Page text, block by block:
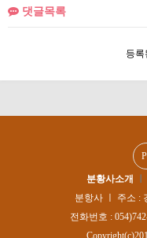
댓글목록
등록
분황사소개
분항사 ㅣ 주소 :
전화번호 :